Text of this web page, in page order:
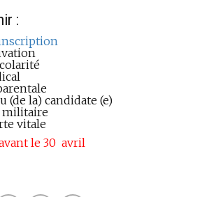
:
(de la) candidate (e)
militaire
vitale
le 30 avril